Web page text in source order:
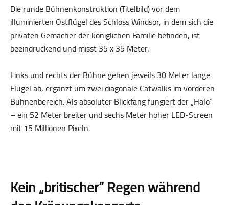
Die runde Bühnenkonstruktion (Titelbild) vor dem
illuminierten Ostflügel des Schloss Windsor, in dem sich die
privaten Gemächer der königlichen Familie befinden, ist
beeindruckend und misst 35 x 35 Meter.
Links und rechts der Bühne gehen jeweils 30 Meter lange
Flügel ab, ergänzt um zwei diagonale Catwalks im vorderen
Bühnenbereich. Als absoluter Blickfang fungiert der „Halo“
– ein 52 Meter breiter und sechs Meter hoher LED-Screen
mit 15 Millionen Pixeln.
Kein „britischer“ Regen während